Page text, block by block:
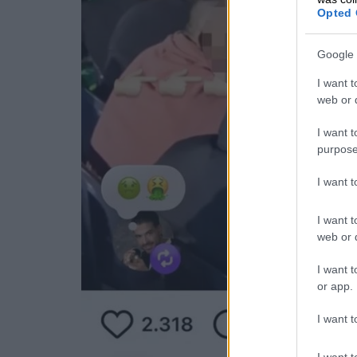
Opted
Google
I want
web or
I want
I want
I want
web or
I want
or app.
I want